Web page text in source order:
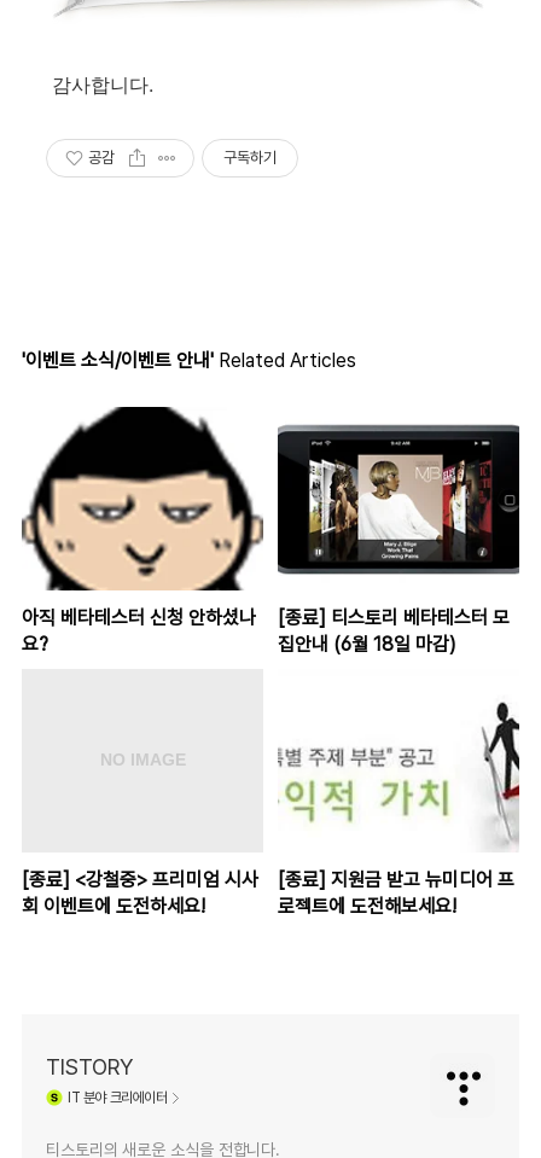
감사합니다.
공감 구독하기
'이벤트 소식/이벤트 안내' Related Articles
아직 베타테스터 신청 안하셨나
요?
[종료] 티스토리 베타테스터 모
집안내 (6월 18일 마감)
[종료] <강철중> 프리미엄 시사
회 이벤트에 도전하세요!
[종료] 지원금 받고 뉴미디어 프
로젝트에 도전해보세요!
TISTORY
IT 분야 크리에이터
티스토리의 새로운 소식을 전합니다.